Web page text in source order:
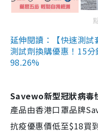
延伸閱讀：【快速測試
測試劑換購優惠！15
98.26%
Savewo新型冠狀病毒
產品由香港口罩品牌
抗疫優惠價低至$18買